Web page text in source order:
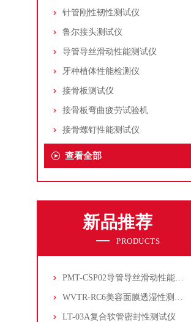
针管刚性韧性测试仪
鲁尔接头测试仪
导管导丝滑动性能测试仪
牙种植体性能检测仪
接骨板测试仪
接骨板弯曲疲劳试验机
接骨螺钉性能测试仪
查看全部
新品推荐
PRODUCTS
PMT-CSP02导管导丝滑动性能测试仪
WVTR-RC6美容面膜透湿性测试仪
LT-03A复合软管密封性测试仪